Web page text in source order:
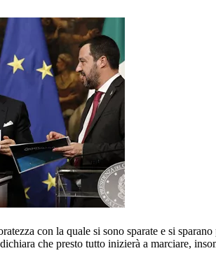
con la quale si sono sparate e si
che presto tutto inizierà a marciare,